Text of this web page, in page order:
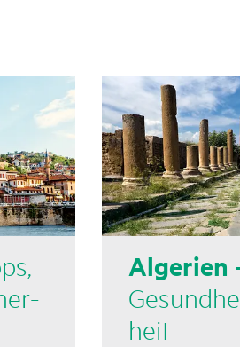
Alge­rien
heit